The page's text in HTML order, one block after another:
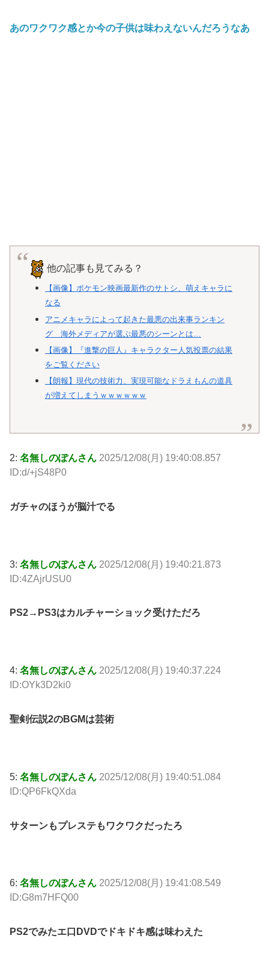
あのワクワク感とか今の子供は味わえないんだろうなあ
他の記事も見てみる？
【画像】ポケモン映画最新作のサトシ、萌えキャラに
なる
アニメキャラによって起きた最悪の出来事ランキン
グ 海外メディアが選ぶ最悪のシーンとは…
【画像】『進撃の巨人』キャラクター人気投票の結果
をご覧ください
【朗報】現代の技術力、実現可能なドラえもんの道具
が増えてしまうｗｗｗｗｗｗ
2: 名無しのぽんさん 2025/12/08(月) 19:40:08.857
ID:d/+jS48P0
ガチャのほうが脳汁でる
3: 名無しのぽんさん 2025/12/08(月) 19:40:21.873
ID:4ZAjrUSU0
PS2→PS3はカルチャーショック受けただろ
4: 名無しのぽんさん 2025/12/08(月) 19:40:37.224
ID:OYk3D2ki0
聖剣伝説2のBGMは芸術
5: 名無しのぽんさん 2025/12/08(月) 19:40:51.084
ID:QP6FkQXda
サターンもプレステもワクワクだったろ
6: 名無しのぽんさん 2025/12/08(月) 19:41:08.549
ID:G8m7HFQ00
PS2でみたエ口DVDでドキドキ感は味わえた